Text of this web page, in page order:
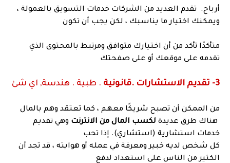
أرباح. تقدم العديد من الشركات خدمات التسويق بالعمولة ،
ويمكنك اختيار ما يناسبك ، لكن يجب أن تكون
متأكدًا تأكد من أن اختيارك متوافق ومرتبط بالمحتوى الذي
تقدمه على موقعك أو على صفحتك
3- تقديم الاستشارات .قانونية . طبية . هندسة, اي شئ
من الممكن أن تصبح شريكًا معهم ، كما تعتقد وهم بالمال
هناك طرق عديدة لكسب المال من الانترنت وهي تقديم
خدمات استشارية (استشاري). إذا تحب
كل شخص لديه خبير ومعرفة في عمله أو هوايته ، قد تجد أن
الكثير من الناس على استعداد لدفع